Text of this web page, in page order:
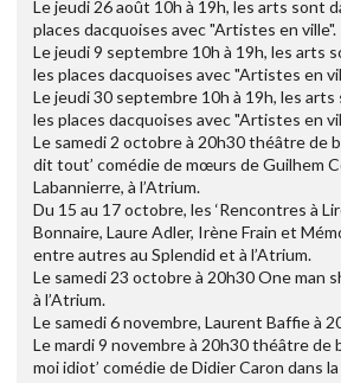
Le jeudi 26 août 10h à 19h, les arts sont
places dacquoises avec "Artistes en ville".
Le jeudi 9 septembre 10h à 19h, les arts
les places dacquoises avec "Artistes en
Le jeudi 30 septembre 10h à 19h, les
les places dacquoises avec "Artistes en
Le samedi 2 octobre à 20h30 théâtre de
dit tout’ comédie de mœurs de Guilhem
Labannierre, à l’Atrium.
Du 15 au 17 octobre, les ‘Rencontres à
Bonnaire, Laure Adler, Irène Frain et
entre autres au Splendid et à l’Atrium.
Le samedi 23 octobre à 20h30 One man
à l’Atrium.
Le samedi 6 novembre, Laurent Baffie à
Le mardi 9 novembre à 20h30 théâtre de
moi idiot’ comédie de Didier Caron dans